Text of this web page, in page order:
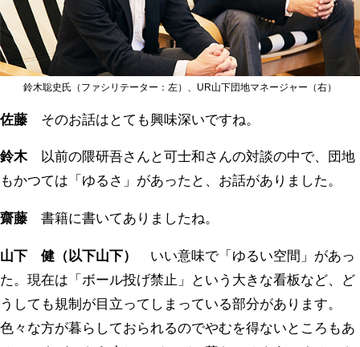
鈴木聡史氏（ファシリテーター：左）、UR山下団地マネージャー（右）
佐藤 そのお話はとても興味深いですね。
鈴木以前の隈研吾さんと可士和さんの対談の中で、団地
もかつては「ゆるさ」があったと、お話がありました。
齋藤 書籍に書いてありましたね。
山下 健（以下山下）
いい意味で「ゆるい空間」があっ
た。現在は「ボール投げ禁止」という大きな看板など、ど
うしても規制が目立ってしまっている部分があります。
色々な方が暮らしておられるのでやむを得ないところもあ